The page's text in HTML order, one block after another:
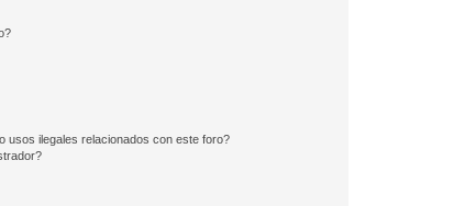
usos ilegales relacionados con este foro?